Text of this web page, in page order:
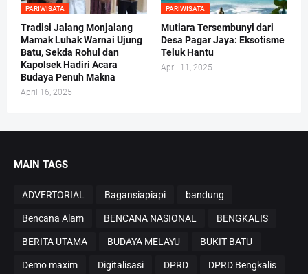
PARIWISATA
Tradisi Jalang Monjalang
Mamak Luhak Warnai Ujung
Batu, Sekda Rohul dan
Kapolsek Hadiri Acara
Budaya Penuh Makna
April 16, 2025
PARIWISATA
Mutiara Tersembunyi dari
Desa Pagar Jaya: Eksotisme
Teluk Hantu
April 11, 2025
MAIN TAGS
ADVERTORIAL Bagansiapiapi bandung
Bencana Alam BENCANA NASIONAL BENGKALIS
BERITA UTAMA BUDAYA MELAYU BUKIT BATU
Demo maxim Digitalisasi DPRD DPRD Bengkalis